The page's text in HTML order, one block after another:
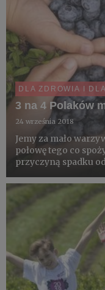
DLA ZDROWIA I
3 na 4 Polaków
24 września 2018
Jemy za mało
połowę tego co
przyczyną spadku
produktów i coraz
nawyki ż...